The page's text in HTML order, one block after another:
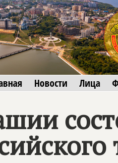
Новости Лица